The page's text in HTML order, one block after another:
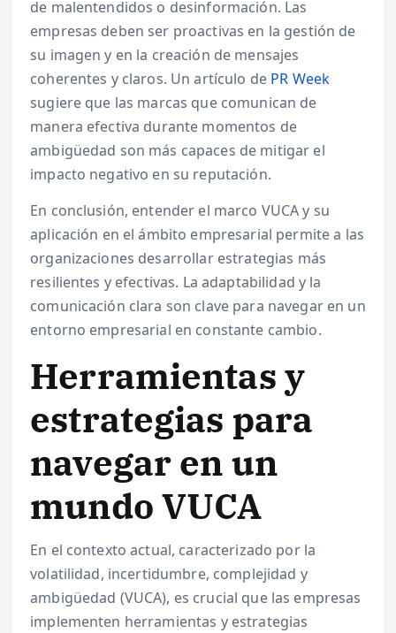
de malentendidos o desinformación. Las
empresas deben ser proactivas en la gestión de
su imagen y en la creación de mensajes
coherentes y claros. Un artículo de PR Week
sugiere que las marcas que comunican de
manera efectiva durante momentos de
ambigüedad son más capaces de mitigar el
impacto negativo en su reputación.
En conclusión, entender el marco VUCA y su
aplicación en el ámbito empresarial permite a las
organizaciones desarrollar estrategias más
resilientes y efectivas. La adaptabilidad y la
comunicación clara son clave para navegar en un
entorno empresarial en constante cambio.
Herramientas y
estrategias para
navegar en un
mundo VUCA
En el contexto actual, caracterizado por la
volatilidad, incertidumbre, complejidad y
ambigüedad (VUCA), es crucial que las empresas
implementen herramientas y estrategias